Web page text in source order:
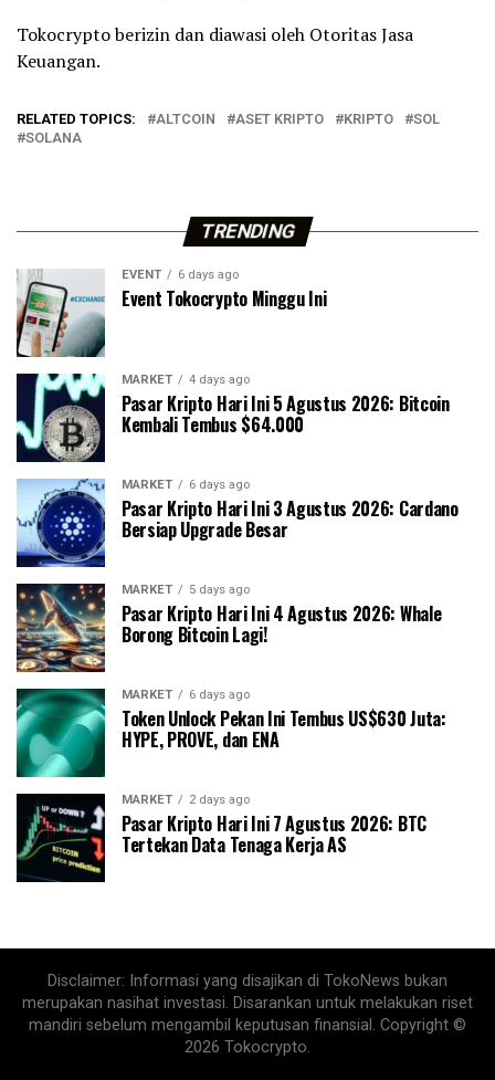
Tokocrypto berizin dan diawasi oleh Otoritas Jasa
Keuangan.
RELATED TOPICS: ALTCOIN ASET KRIPTO KRIPTO
SOL
SOLANA
TRENDING
EVENT 6 days ago
Event Tokocrypto Minggu Ini
MARKET 4 days ago
Pasar Kripto Hari Ini 5 Agustus 2026: Bitcoin
Kembali Tembus $64.000
MARKET 6 days ago
Pasar Kripto Hari Ini 3 Agustus 2026: Cardano
Bersiap Upgrade Besar
MARKET 5 days ago
Pasar Kripto Hari Ini 4 Agustus 2026: Whale
Borong Bitcoin Lagi!
MARKET 6 days ago
Token Unlock Pekan Ini Tembus US$630 Juta:
HYPE, PROVE, dan ENA
MARKET 2 days ago
Pasar Kripto Hari Ini 7 Agustus 2026: BTC
Tertekan Data Tenaga Kerja AS
Disclaimer: Informasi yang disajikan di TokoNews bukan
merupakan nasihat investasi. Disarankan untuk melakukan riset
mandiri sebelum mengambil keputusan finansial. Copyright ©
2026 Tokocrypto.